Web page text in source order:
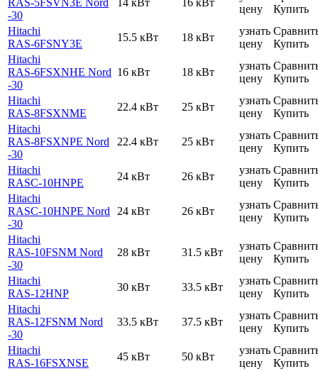
-30
цену
Купить
Hitachi
RAS-6FSNY3E
15.5 кВт 18 кВт
узнать
цену
Купить
Hitachi
RAS-6FSXNHE Nord
-30
16 кВт 18 кВт
узнать
цену
Купить
Hitachi
RAS-8FSXNME
22.4 кВт 25 кВт
узнать
цену
Купить
Hitachi
RAS-8FSXNPE Nord
-30
22.4 кВт 25 кВт
узнать
цену
Купить
Hitachi
RASC-10HNPE
24 кВт 26 кВт
узнать
цену
Купить
Hitachi
RASC-10HNPE Nord
-30
24 кВт 26 кВт
узнать
цену
Купить
Hitachi
RAS-10FSNM Nord
-30
28 кВт 31.5 кВт
узнать
цену
Купить
Hitachi
RAS-12HNP
30 кВт 33.5 кВт
узнать
цену
Купить
Hitachi
RAS-12FSNM Nord
-30
33.5 кВт 37.5 кВт
узнать
цену
Купить
Hitachi
RAS-16FSXNSE
45 кВт 50 кВт
узнать
цену
Купить